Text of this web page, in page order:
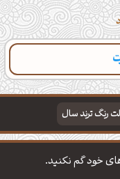
رنگ ترند سال
شعر مولانا
خود گم نکنید.